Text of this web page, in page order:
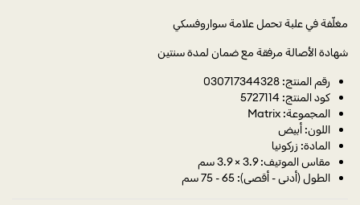
مغلّفة في علبة تحمل علامة سواروفسكي
شهادة الأصالة مرفقة مع ضمان لمدة سنتين
رقم المنتج: 030717344328
كود المنتج: 5727114
المجموعة: Matrix
اللون: أبيض
المادة: زركونيا
مقاس الموتيف: 3.9 × 3.9 سم
الطول (أدنى - أقصى): 65 - 75 سم